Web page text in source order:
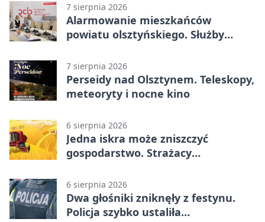
7 sierpnia 2026
Alarmowanie mieszkańców
powiatu olsztyńskiego. Służby
7 sierpnia 2026
Perseidy nad Olsztynem. Teleskopy,
meteoryty i nocne kino
6 sierpnia 2026
Jedna iskra może zniszczyć
gospodarstwo. Strażacy
6 sierpnia 2026
Dwa głośniki zniknęły z festynu.
Policja szybko ustaliła